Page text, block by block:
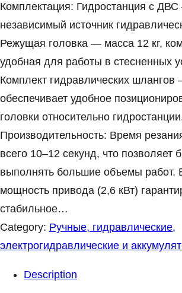
Комплектация: Гидростанция с
независимый источник
Режущая головка — масса 12 кг,
удобная для работы в стесненных
Комплект гидравлических
обеспечивает удобное
головки относительно
Производительность: Время
всего 10–12 секунд, что позволяет
выполнять большие объемы работ.
мощность привода (2,6 кВт)
стабильное…
Category: Ручные, гидравлические,
электрогидравлические и
Description